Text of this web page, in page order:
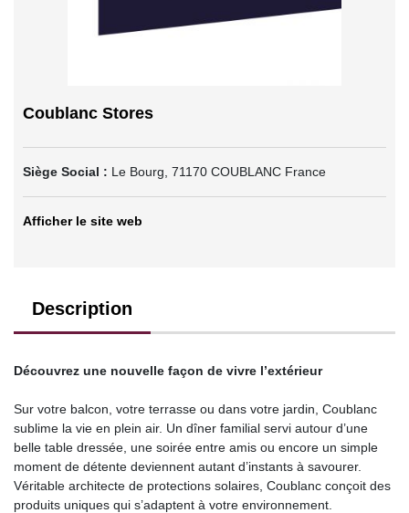
Coublanc Stores
Siège Social : Le Bourg 71170 COUBLANC France
Afficher le site web
Description
Découvrez une nouvelle façon de vivre l’extérieur
Sur votre balcon, votre terrasse ou dans votre jardin, Coublanc
sublime la vie en plein air. Un dîner familial servi autour d’une
belle table dressée, une soirée entre amis ou encore un simple
moment de détente deviennent autant d’instants à savourer.
Véritable architecte de protections solaires, Coublanc conçoit des
produits uniques qui s’adaptent à votre environnement.